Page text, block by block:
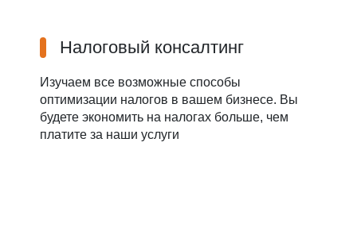
Налоговый консалтинг
Изучаем все возможные способы
оптимизации налогов в вашем бизнесе. Вы
будете экономить на налогах больше, чем
платите за наши услуги